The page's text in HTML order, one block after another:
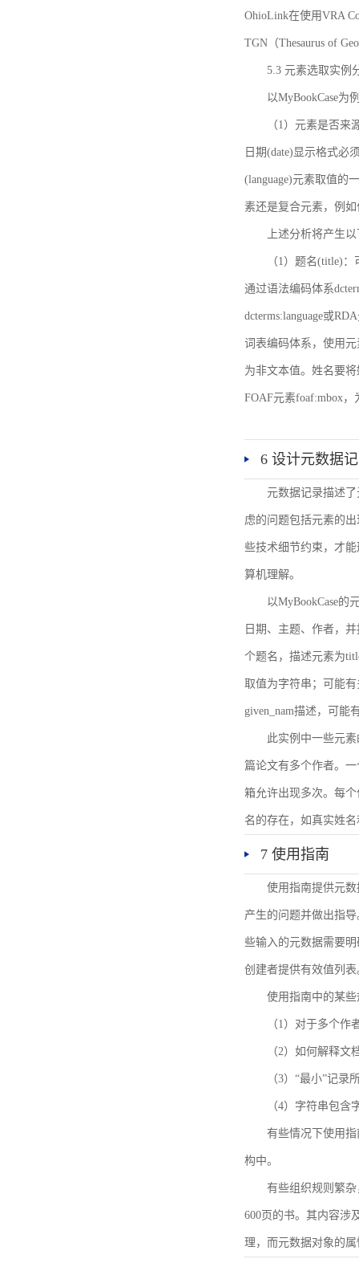
OhioLink在使用VRA
TGN（Thesaurus of
5.3 元素选取实例
以MyBookCase为
（1）元素是否
日期(date)显示格式必
(language)元素取值的
素还是复合元素，例
上述分析将产生
（1）题名(title)
通过语法编码体系
dcterms:language或
词表编码体系，使用元
为非文本值。姓名要
FOAF元素foaf:mbox，
6 设计元数据
元数据记录描述
虑的问题包括元素的
些技术细节约束，才
算机理解。
以MyBookCase的
日期、主题、作者，
个题名，描述元素为
取值为字符串；可能
given_nam描述，可能
此实例中一些元
篇论文有多个作者。
箱允许出现多次。每
名的存在，如真实姓
7 使用指南
使用指南提供元
产生的问题并做出指
些输入的元数据需要
创建者提供有效值列表
使用指南中的某
（1）对于多个作
（2）如何解释文
（3）“最小”记录
（4）字符串包含
有些情况下使用
构中。
有些组织规则繁
600页的书。其内容涉
理，而元数据对象的